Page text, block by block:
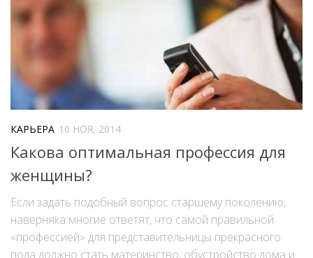
КАРЬЕРА 10 НОЯ, 2014
Какова оптимальная профессия для
женщины?
Если задать подобный вопрос старшему поколению,
наверняка многие ответят, что самой правильной
«профессией» для представительницы прекрасного
пола должно стать материнство, обустройство дома и